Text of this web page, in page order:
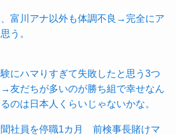
富川アナ以外も体調不良→完全にア
う。
にハマりすぎて失敗したと思う3つ
友だちが多いのが勝ち組で幸せなん
のは日本人くらいじゃないかな。
社員を停職1カ月 前検事長賭けマ